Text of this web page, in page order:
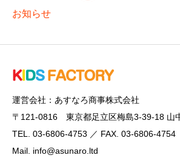
お知らせ
運営会社：あすなろ商事株式会社
〒121-0816 東京都足立区梅島3-39-18 山
TEL. 03-6806-4753 ／ FAX. 03-6806-4754
Mail. info@asunaro.ltd